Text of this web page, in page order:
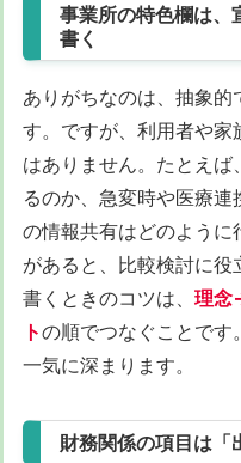
事業所の特色欄は、
書く
ありがちなのは、抽象
す。ですが、利用者や
はありません。たとえ
るのか、急変時や医療
の情報共有はどのよう
があると、比較検討に役
書くときのコツは、 理念
トの順でつなぐことです
一気に深まります。
財務関係の項目は「